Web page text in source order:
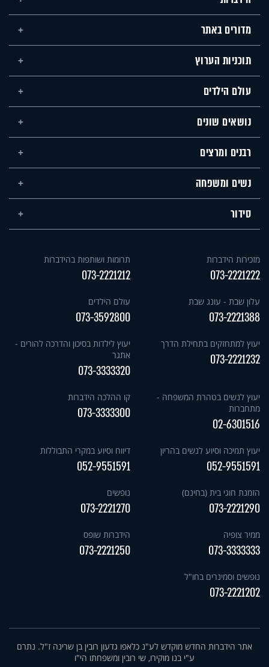
מדורים באתר
תוכניות הערוץ
עולם הילדים
נושאים שונים
רבנים ומרצים
נשים ומשפחה
סידור
מזכירות הידברות
073-2221222
תרומות ושותפות בהידברות
073-2221212
עלון שבת - עונג שבת
073-2221388
עולם הילדים
073-3592800
יעוץ למתחזקים בתחילת הדרך
073-2221232
יעוץ לילדות בסיכון והדרכה להורים -
אתגר
073-3333320
יעוץ לנשים בטהרת המשפחה -
מתחברות
02-6301516
קו ההלכה הידברות
073-3333300
יעוץ תמיכה וסיוע לנשים בהריון
052-9551591
דיווח וסיוע במקרי התבוללות
052-9551591
הזמנת חוגי בית (בחינם)
073-2221290
נופשים
073-2221270
ממיר צופיה
073-3333333
הידברות שופס
073-2221250
נופשים וסמינרים בחו"ל
073-2221202
אתר הידברות החדש מוקדש לע"נ כלאפו גדעון רובין בן שרינה ז"ל. נתרם
ע"י בנו מוקירו, שי רובין ומשפחתו הי"ו